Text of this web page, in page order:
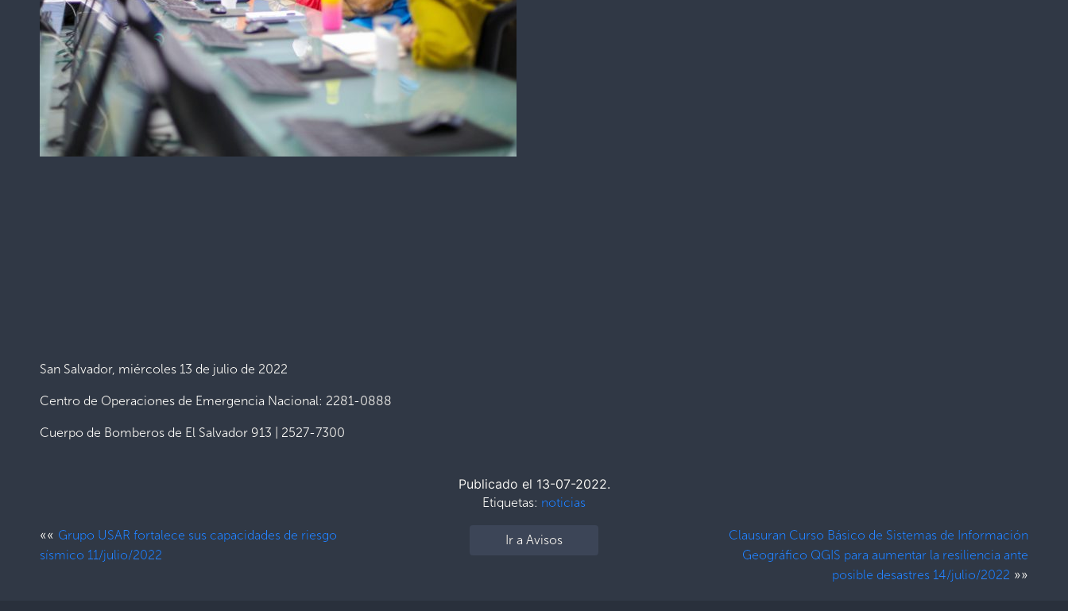
San Salvador, miércoles 13 de julio de 2022
Centro de Operaciones de Emergencia Nacional: 2281-0888
Cuerpo de Bomberos de El Salvador 913 | 2527-7300
Publicado el 13-07-2022.
Etiquetas: noticias
«« Grupo USAR fortalece sus capacidades de riesgo
sísmico 11/julio/2022
Ir a Avisos
Clausuran Curso Básico de Sistemas de Información
Geográfico QGIS para aumentar la resiliencia ante
posible desastres 14/julio/2022 »»